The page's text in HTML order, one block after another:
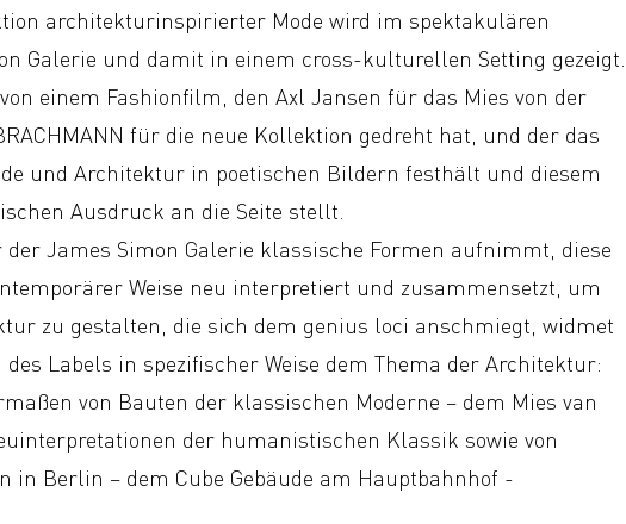
architekturinspirierter Mode wird im spektakulären
Galerie und damit in einem cross-kulturellen Setting gezeigt.
einem Fashionfilm, den Axl Jansen für das Mies von der
für die neue Kollektion gedreht hat, und der das
und Architektur in poetischen Bildern festhält und diesem
Ausdruck an die Seite stellt.
James Simon Galerie klassische Formen aufnimmt, diese
Weise neu interpretiert und zusammensetzt, um
zu gestalten, die sich dem genius loci anschmiegt, widmet
Labels in spezifischer Weise dem Thema der Architektur:
von Bauten der klassischen Moderne – dem Mies van
der humanistischen Klassik sowie von
in Berlin – dem Cube Gebäude am Hauptbahnhof -